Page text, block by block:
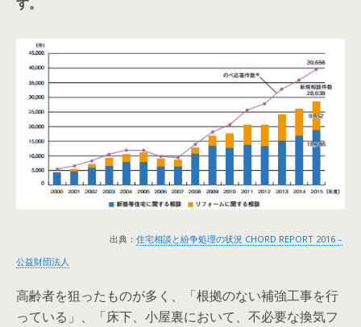
出典： 住宅相談と紛争処理の状況 CHORD REPORT 2016 –
公益財団法人
高齢者を狙ったものが多く、「根拠のない補強工事を行
っている」、「床下、小屋裏において、不必要な換気フ